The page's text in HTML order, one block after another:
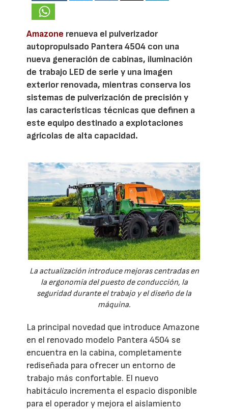
Amazone renueva el pulverizador
autopropulsado Pantera 4504 con una
nueva generación de cabinas, iluminación
de trabajo LED de serie y una imagen
exterior renovada, mientras conserva los
sistemas de pulverización de precisión y
las características técnicas que definen a
este equipo destinado a explotaciones
agrícolas de alta capacidad.
La actualización introduce mejoras centradas en
la ergonomía del puesto de conducción, la
seguridad durante el trabajo y el diseño de la
máquina.
La principal novedad que introduce Amazone
en el renovado modelo Pantera 4504 se
encuentra en la cabina, completamente
rediseñada para ofrecer un entorno de
trabajo más confortable. El nuevo
habitáculo incrementa el espacio disponible
para el operador y mejora el aislamiento